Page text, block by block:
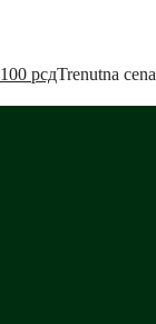
100 рсдTrenutna